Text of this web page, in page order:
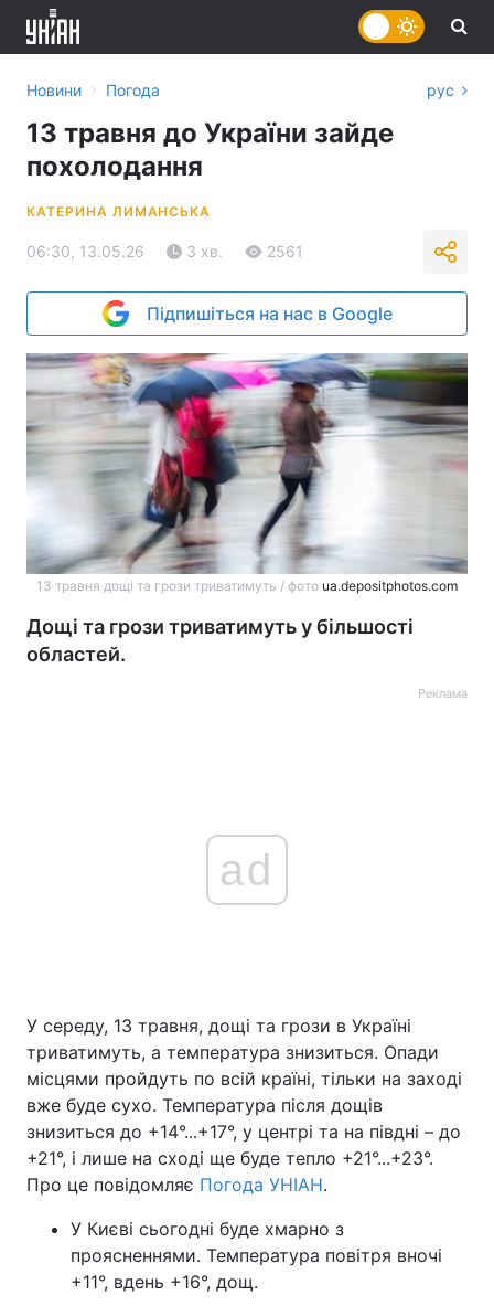
Головна Війна
Україна Політика
Економіка Світ
Спорт Наука
Техно і зв'язок
Новини › Погода рус
13 травня до України зайде
похолодання
КАТЕРИНА ЛИМАНСЬКА
06:30, 13.05.26 3 хв. 2561
Підпишіться на нас в Google
13 травня дощі та грози триватимуть / фото ua.depositphotos.com
Дощі та грози триватимуть у більшості
областей.
Реклама
ad
У середу, 13 травня, дощі та грози в Україні
триватимуть, а температура знизиться. Опади
місцями пройдуть по всій країні, тільки на заході
вже буде сухо. Температура після дощів
знизиться до +14°...+17°, у центрі та на півдні – до
+21°, і лише на сході ще буде тепло +21°...+23°.
Про це повідомляє Погода УНІАН.
У Києві сьогодні буде хмарно з
проясненнями. Температура повітря вночі
+11°, вдень +16°, дощ.